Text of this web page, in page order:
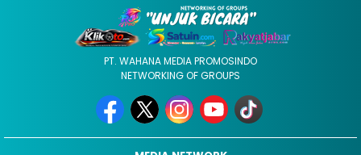
PT. WAHANA MEDIA PROMOSINDO
NETWORKING OF GROUPS